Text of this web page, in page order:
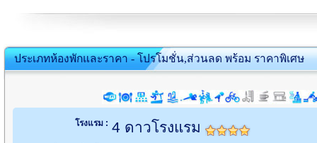
ประเภทห้องพักและราคา - โปรโมชั่น,ส่วนลด พร้อม ราคาพิเศษ
โรงแรม : 4 ดาวโรงแรม